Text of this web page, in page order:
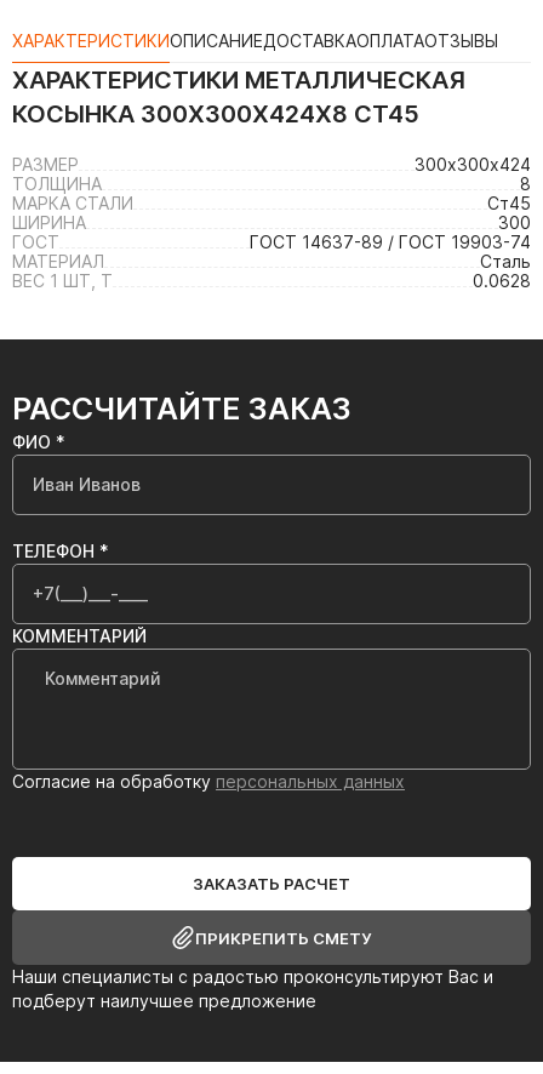
ХАРАКТЕРИСТИКИОПИСАНИЕДОСТАВКАОПЛАТАОТЗЫВЫ
ХАРАКТЕРИСТИКИ МЕТАЛЛИЧЕСКАЯ
КОСЫНКА 300Х300Х424Х8 СТ45
РАЗМЕР
300х300х424
ТОЛЩИНА
8
МАРКА СТАЛИ
Ст45
ШИРИНА
300
ГОСТ
ГОСТ 14637-89 / ГОСТ 19903-74
МАТЕРИАЛ
Сталь
ВЕС 1 ШТ, Т
0.0628
РАССЧИТАЙТЕ ЗАКАЗ
Наши специалисты с радостью проконсультируют Вас и
подберут наилучшее предложение
ФИО *
ТЕЛЕФОН *
КОММЕНТАРИЙ
Согласие на обработку персональных данных
ЗАКАЗАТЬ РАСЧЕТ
ПРИКРЕПИТЬ СМЕТУ